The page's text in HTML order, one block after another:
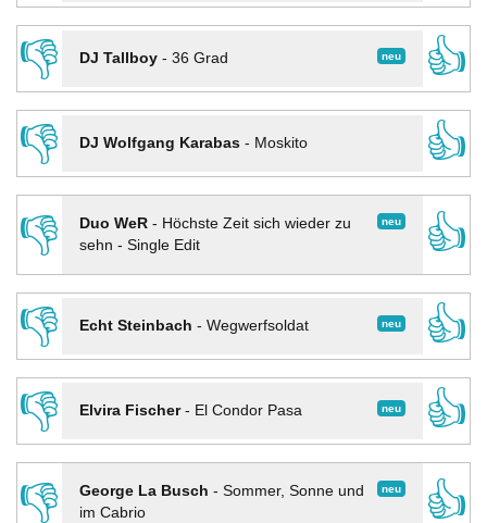
👎
neu
DJ Tallboy- 36 Grad
👍
👎
DJ Wolfgang Karabas- Moskito
👍
👎
neu
Duo WeR- Höchste Zeit sich wieder zu
sehn - Single Edit
👍
👎
neu
Echt Steinbach - Wegwerfsoldat
👍
👎
neu
Elvira Fischer- El Condor Pasa
👍
👎
neu
George La Busch - Sommer, Sonne und
im Cabrio
👍